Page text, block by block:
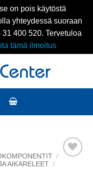
on pois käytöstä
yhteydessä suoraan
400 520. Tervetuloa
tämä ilmoitus
/
AIKARELEET /